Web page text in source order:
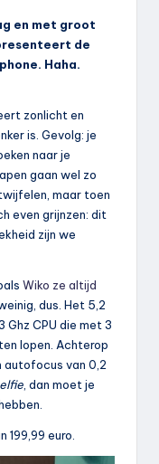
en met groot
de
Haha.
zonlicht en
is. Gevolg: je
naar je
gaan wel zo
maar toen
even grijnzen: dit
zijn we
Wiko ze altijd
dus. Het 5,2
CPU die met 3
lopen. Achterop
autofocus van 0,2
, dan moet je
euro.